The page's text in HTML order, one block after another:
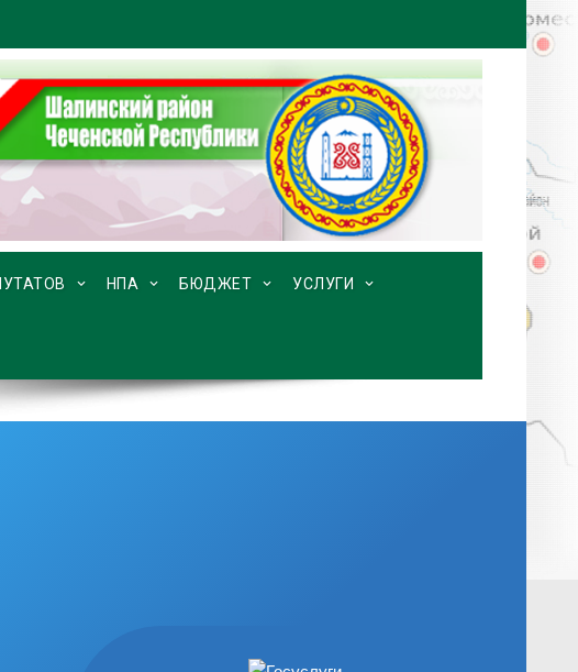
НПА БЮДЖЕТ УСЛУГИ